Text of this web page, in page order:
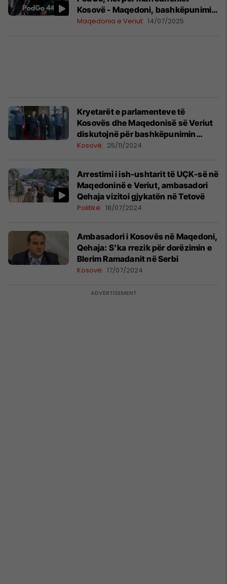
Kosovë - Maqedoni, bashkëpunimin
me Qeverinë, si dhe rrugën Tetovë -
Maqedonia e Veriut 14/07/2025
Kryetarët e parlamenteve të
Kosovës dhe Maqedonisë së Veriut
diskutojnë për bashkëpunimin
legjislativ dhe ekonomik
Kosovë 25/11/2024
Arrestimi i ish-ushtarit të UÇK-së në
Maqedoninë e Veriut, ambasadori
Qehaja vizitoi gjykatën në Tetovë
Politikë 18/07/2024
Ambasadori i Kosovës në Maqedoni,
Qehaja: S’ka rrezik për dorëzimin e
Blerim Ramadanit në Serbi
Kosovë 17/07/2024